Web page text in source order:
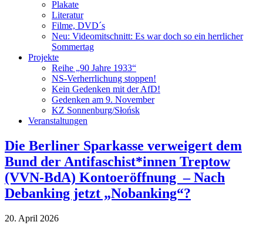
Plakate
Literatur
Filme, DVD´s
Neu: Videomitschnitt: Es war doch so ein herrlicher
Sommertag
Projekte
Reihe „90 Jahre 1933“
NS-Verherrlichung stoppen!
Kein Gedenken mit der AfD!
Gedenken am 9. November
KZ Sonnenburg/Słońsk
Veranstaltungen
Die Berliner Sparkasse verweigert dem
Bund der Antifaschist*innen Treptow
(VVN-BdA) Kontoeröffnung – Nach
Debanking jetzt „Nobanking“?
20. April 2026